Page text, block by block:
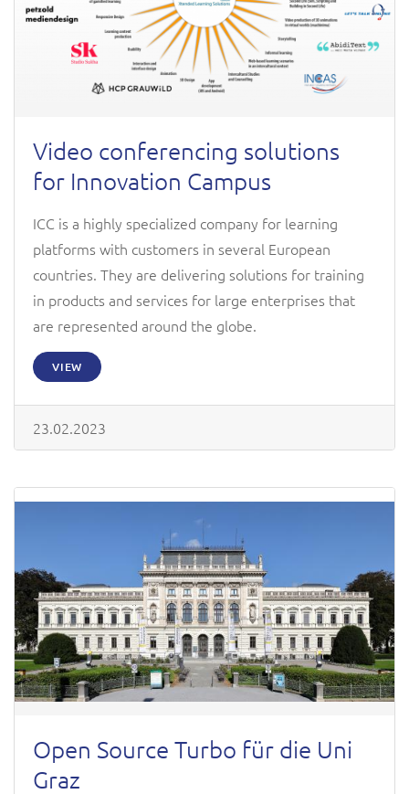
Video conferencing solutions
for Innovation Campus
ICC is a highly specialized company for learning
platforms with customers in several European
countries. They are delivering solutions for training
in products and services for large enterprises that
are represented around the globe.
VIEW
23.02.2023
Open Source Turbo für die Uni
Graz